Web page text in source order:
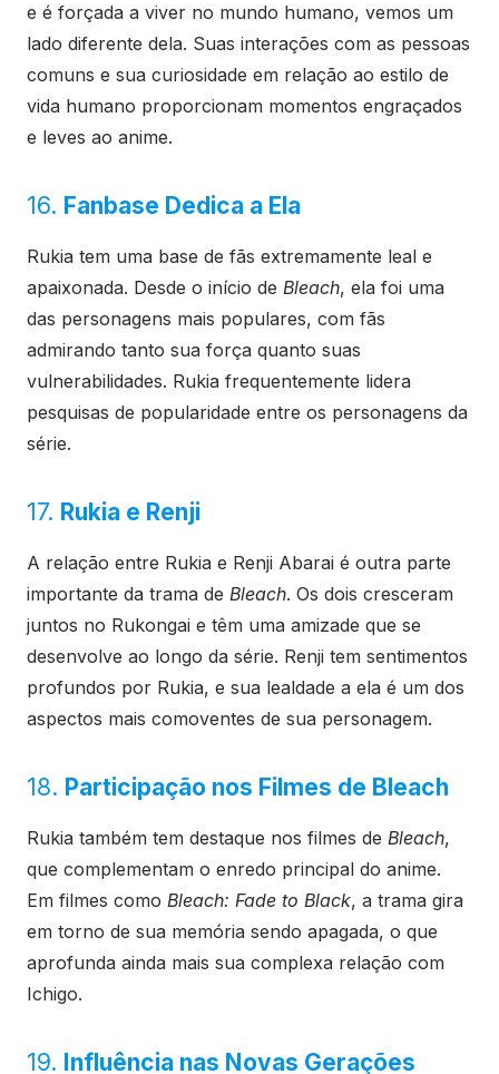
e é forçada a viver no mundo humano, vemos um
lado diferente dela. Suas interações com as pessoas
comuns e sua curiosidade em relação ao estilo de
vida humano proporcionam momentos engraçados
e leves ao anime.
16. Fanbase Dedica a Ela
Rukia tem uma base de fãs extremamente leal e
apaixonada. Desde o início de Bleach, ela foi uma
das personagens mais populares, com fãs
admirando tanto sua força quanto suas
vulnerabilidades. Rukia frequentemente lidera
pesquisas de popularidade entre os personagens da
série.
17. Rukia e Renji
A relação entre Rukia e Renji Abarai é outra parte
importante da trama de Bleach. Os dois cresceram
juntos no Rukongai e têm uma amizade que se
desenvolve ao longo da série. Renji tem sentimentos
profundos por Rukia, e sua lealdade a ela é um dos
aspectos mais comoventes de sua personagem.
18. Participação nos Filmes de Bleach
Rukia também tem destaque nos filmes de Bleach,
que complementam o enredo principal do anime.
Em filmes como Bleach: Fade to Black, a trama gira
em torno de sua memória sendo apagada, o que
aprofunda ainda mais sua complexa relação com
Ichigo.
19. Influência nas Novas Gerações